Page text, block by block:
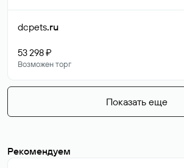
dcpets.ru
53 298 ₽
Возможен торг
Показать еще
Рекомендуем